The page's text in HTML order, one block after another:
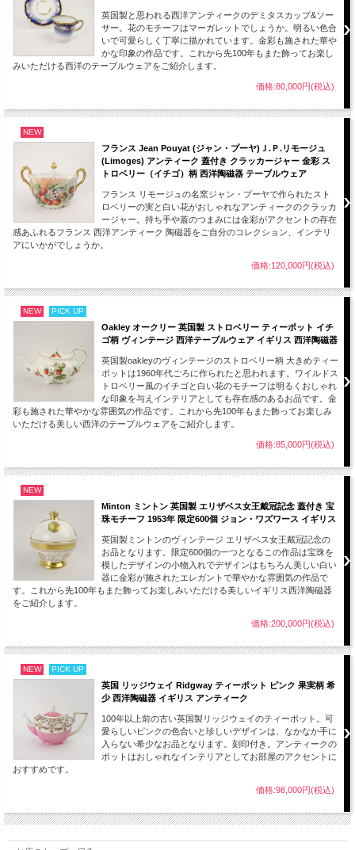
刻印をみますとHaviland Franceとアーティスト名 1907年とあります。
100年ほど前のものとしては全体的には良い状態です。
コレクション、お部屋のインテリアにいかがでしょうか。
■当方で扱うアンティーク品、ヴィンテージ品はすべてインテリアとして輸入して
おります。
コレクションとして飾ってお楽しみください。
■当店で扱う作品は、100年以上前、30年から100年近く前にに作られたものとなり
ます。若干のスレ、小キズ、製作時にできた小さな穴、色の付着等は長い時間を乗
り越えた大切に保管されてきたアンティーク、ヴィンテージ品の魅力となります。
ご理解ご了承のほどよろしくお願いします。
英国製と思われる西洋アンティークのデミタスカップ&ソー
サー。花のモチーフはマーガレットでしょうか。明るい色合
いで可愛らしく丁寧に描かれています。金彩も施された華や
かな印象の作品です。これから先100年もまた飾ってお楽し
みいただける西洋のテーブルウェアをご紹介します。
価格:80,000円(税込)
NEW
フランス Jean Pouyat (ジャン・プーヤ)Ｊ.Ｐ.リモージュ
(Limoges) アンティーク 蓋付き クラッカージャー 金彩 ス
トロベリー（イチゴ）柄 西洋陶磁器 テーブルウェア
フランス リモージュの名窯ジャン・プーヤで作られたスト
ロベリーの実と白い花がおしゃれなアンティークのクラッカ
ージャー。持ち手や蓋のつまみには金彩がアクセントの存在
感あふれるフランス 西洋アンティーク 陶磁器をご自分のコレクション、インテリ
アにいかがでしょうか。
価格:120,000円(税込)
NEW PICK UP
Oakley オークリー 英国製 ストロベリー ティーポット イチ
ゴ柄 ヴィンテージ 西洋テーブルウェア イギリス 西洋陶磁器
英国製oakleyのヴィンテージのストロベリー柄 大きめティー
ポットは1960年代ごろに作られたと思われます。ワイルドス
トロベリー風のイチゴと白い花のモチーフは明るくおしゃれ
な印象を与えインテリアとしても存在感のあるお品です。金
彩も施された華やかな雰囲気の作品です。これから先100年もまた飾ってお楽しみ
いただける美しい西洋のテーブルウェアをご紹介します。
価格:85,000円(税込)
NEW
Minton ミントン 英国製 エリザベス女王戴冠記念 蓋付き 宝
珠モチーフ 1953年 限定600個 ジョン・ワズワース イギリス
英国製ミントンのヴィンテージ エリザベス女王戴冠記念の
お品となります。限定600個の一つとなるこの作品は宝珠を
模したデザインの小物入れでデザインはもちろん美しい白い
器に金彩が施されたエレガントで華やかな雰囲気の作品で
す。これから先100年もまた飾ってお楽しみいただける美しいイギリス西洋陶磁器
をご紹介します。
価格:200,000円(税込)
NEW PICK UP
英国 リッジウェイ Ridgway ティーポット ピンク 果実柄 希
少 西洋陶磁器 イギリス アンティーク
100年以上前の古い英国製リッジウェイのティーポット。可
愛らしいピンクの色合いと珍しいデザインは、なかなか手に
入らない希少なお品となります。刻印付き。アンティークの
ポットはおしゃれなインテリアとしてお部屋のアクセントに
おすすめです。
価格:98,000円(税込)